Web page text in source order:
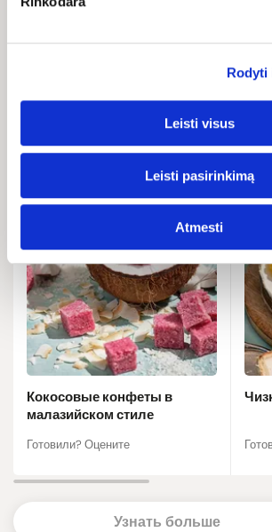
Rodyti
Leisti visus
Leisti pasirinkimą
Atmesti
Связанные
Кокосовые конфеты в
малазийском стиле
Готовили? Оцените
Узнать больше